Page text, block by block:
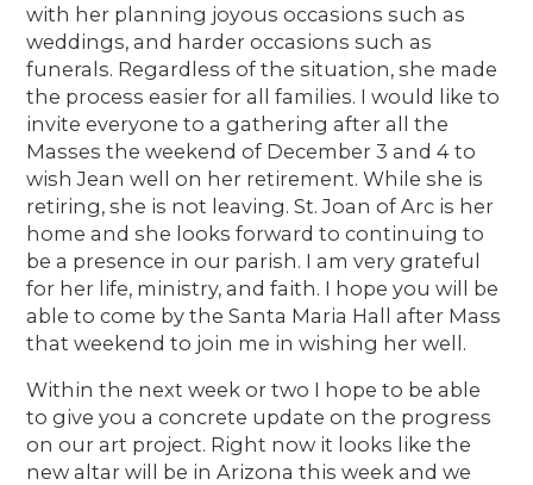
with her planning joyous occasions such as
weddings, and harder occasions such as
funerals. Regardless of the situation, she made
the process easier for all families. I would like to
invite everyone to a gathering after all the
Masses the weekend of December 3 and 4 to
wish Jean well on her retirement. While she is
retiring, she is not leaving. St. Joan of Arc is her
home and she looks forward to continuing to
be a presence in our parish. I am very grateful
for her life, ministry, and faith. I hope you will be
able to come by the Santa Maria Hall after Mass
that weekend to join me in wishing her well.
Within the next week or two I hope to be able
to give you a concrete update on the progress
on our art project. Right now it looks like the
new altar will be in Arizona this week and we